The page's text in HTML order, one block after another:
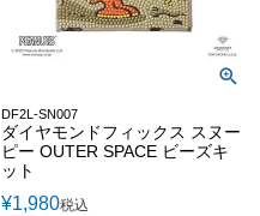
DF2L-SN007
ダイヤモンドフィックス スヌー
ピー OUTER SPACE ビーズキ
ット
¥1,980税込